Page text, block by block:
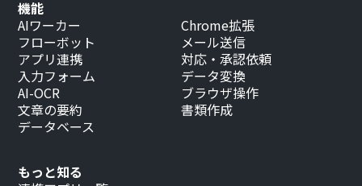
もっと知る
機能
AIワーカー
フローボット
アプリ連携
入力フォーム
AI-OCR
文章の要約
データベース
Chrome拡張
メール送信
対応・承認依頼
データ変換
ブラウザ操作
書類作成